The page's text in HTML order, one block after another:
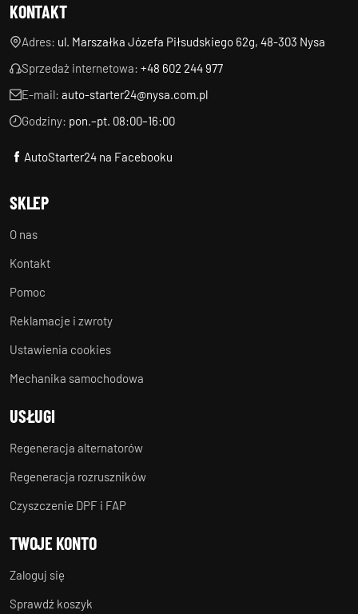
KONTAKT
Adres: ul. Marszałka Józefa Piłsudskiego 62g, 48-303 Nysa
Sprzedaż internetowa: +48 602 244 977
E-mail: auto-starter24@nysa.com.pl
Godziny: pon.–pt. 08:00–16:00
AutoStarter24 na Facebooku
SKLEP
O nas
Kontakt
Pomoc
Reklamacje i zwroty
Ustawienia cookies
Mechanika samochodowa
USŁUGI
Regeneracja alternatorów
Regeneracja rozruszników
Czyszczenie DPF i FAP
TWOJE KONTO
Zaloguj się
Sprawdź koszyk